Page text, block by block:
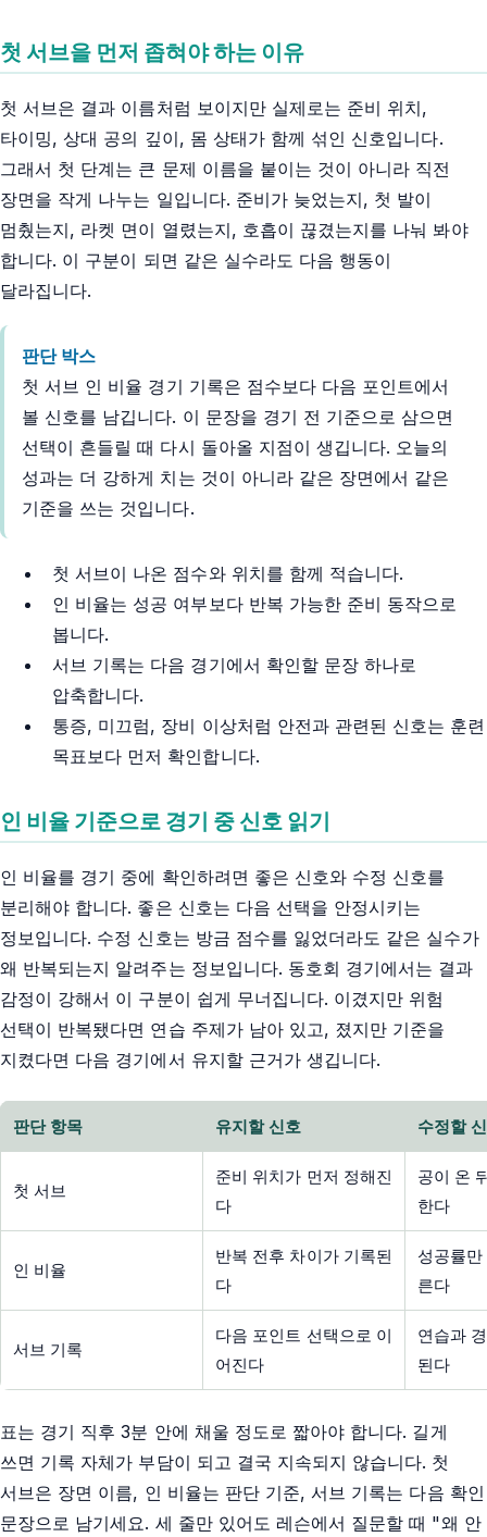
첫 서브을 먼저 좁혀야 하는 이유
첫 서브은 결과 이름처럼 보이지만 실제로는 준비 위치,
타이밍, 상대 공의 깊이, 몸 상태가 함께 섞인 신호입니다.
그래서 첫 단계는 큰 문제 이름을 붙이는 것이 아니라 직전
장면을 작게 나누는 일입니다. 준비가 늦었는지, 첫 발이
멈췄는지, 라켓 면이 열렸는지, 호흡이 끊겼는지를 나눠 봐야
합니다. 이 구분이 되면 같은 실수라도 다음 행동이
달라집니다.
판단 박스
첫 서브 인 비율 경기 기록은 점수보다 다음 포인트에서
볼 신호를 남깁니다. 이 문장을 경기 전 기준으로 삼으면
선택이 흔들릴 때 다시 돌아올 지점이 생깁니다. 오늘의
성과는 더 강하게 치는 것이 아니라 같은 장면에서 같은
기준을 쓰는 것입니다.
첫 서브이 나온 점수와 위치를 함께 적습니다.
인 비율는 성공 여부보다 반복 가능한 준비 동작으로
봅니다.
서브 기록는 다음 경기에서 확인할 문장 하나로
압축합니다.
통증, 미끄럼, 장비 이상처럼 안전과 관련된 신호는 훈련
목표보다 먼저 확인합니다.
인 비율 기준으로 경기 중 신호 읽기
인 비율를 경기 중에 확인하려면 좋은 신호와 수정 신호를
분리해야 합니다. 좋은 신호는 다음 선택을 안정시키는
정보입니다. 수정 신호는 방금 점수를 잃었더라도 같은 실수가
왜 반복되는지 알려주는 정보입니다. 동호회 경기에서는 결과
감정이 강해서 이 구분이 쉽게 무너집니다. 이겼지만 위험
선택이 반복됐다면 연습 주제가 남아 있고, 졌지만 기준을
지켰다면 다음 경기에서 유지할 근거가 생깁니다.
판단 항목 유지할 신호 수정할
첫 서브
준비 위치가 먼저 정해진
다
공이 온
한다
인 비율
반복 전후 차이가 기록된
다
성공률
른다
서브 기록
다음 포인트 선택으로 이
어진다
연습과
된다
표는 경기 직후 3분 안에 채울 정도로 짧아야 합니다. 길게
쓰면 기록 자체가 부담이 되고 결국 지속되지 않습니다. 첫
서브은 장면 이름, 인 비율는 판단 기준, 서브 기록는 다음 확인
문장으로 남기세요. 세 줄만 있어도 레슨에서 질문할 때 "왜 안